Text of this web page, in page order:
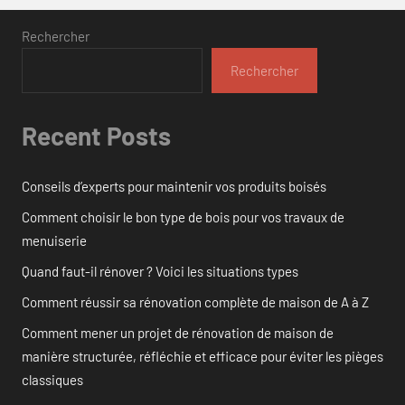
Rechercher
Rechercher
Recent Posts
Conseils d’experts pour maintenir vos produits boisés
Comment choisir le bon type de bois pour vos travaux de
menuiserie
Quand faut-il rénover ? Voici les situations types
Comment réussir sa rénovation complète de maison de A à Z
Comment mener un projet de rénovation de maison de
manière structurée, réfléchie et efficace pour éviter les pièges
classiques